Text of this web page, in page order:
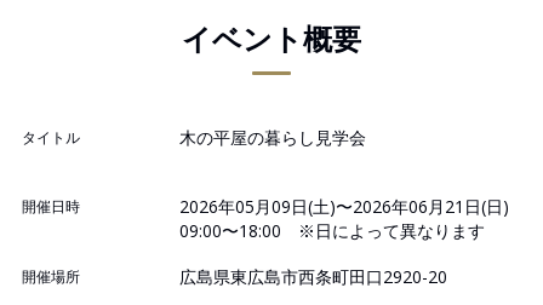
イベント概要
タイトル 木の平屋の暮らし見学会
開催日時
2026年05月09日(土)〜2026年06月21日(日)
09:00〜18:00 ※日によって異なります
開催場所 広島県東広島市西条町田口2920-20